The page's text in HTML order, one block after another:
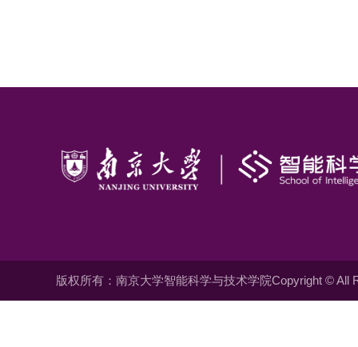
版权所有：南京大学智能科学与技术学院Copyright © All